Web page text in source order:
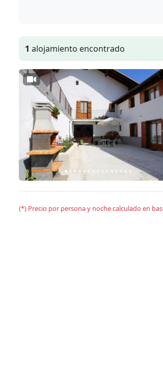
1 alojamiento encontrado
Anterior
(*) Precio por persona y noche calculado en